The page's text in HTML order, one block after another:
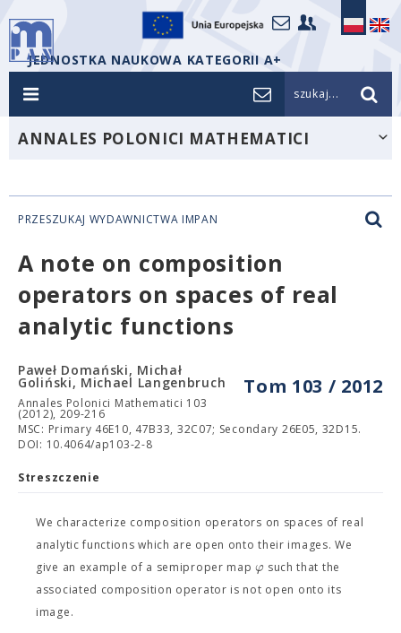
JEDNOSTKA NAUKOWA KATEGORII A+
szukaj...
ANNALES POLONICI MATHEMATICI
PRZESZUKAJ WYDAWNICTWA IMPAN
A note on composition
operators on spaces of real
analytic functions
Tom 103 / 2012
Paweł Domański, Michał
Goliński, Michael Langenbruch
Annales Polonici Mathematici 103
(2012), 209-216
MSC: Primary 46E10, 47B33, 32C07; Secondary 26E05, 32D15.
DOI: 10.4064/ap103-2-8
Streszczenie
We characterize composition operators on spaces of real
analytic functions which are open onto their images. We
give an example of a semiproper mapφ such that the
associated composition operator is not open onto its
image.